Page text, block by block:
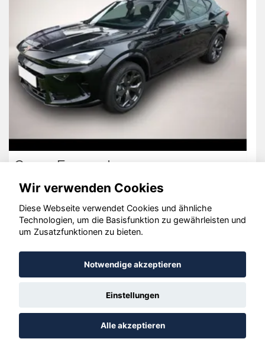
Volkswagen Passat Alltrack
© konjunkturmotor.de GmbH 2020 - 2026
Wir verwenden Cookies
Diese Webseite verwendet Cookies und ähnliche
Technologien, um die Basisfunktion zu gewährleisten und
um Zusatzfunktionen zu bieten.
Notwendige akzeptieren
Einstellungen
Alle akzeptieren